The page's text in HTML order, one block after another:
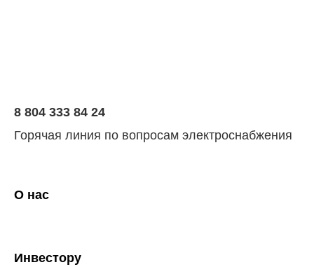
8 804 333 84 24
Горячая линия по вопросам электроснабжения
О нас
Инвестору